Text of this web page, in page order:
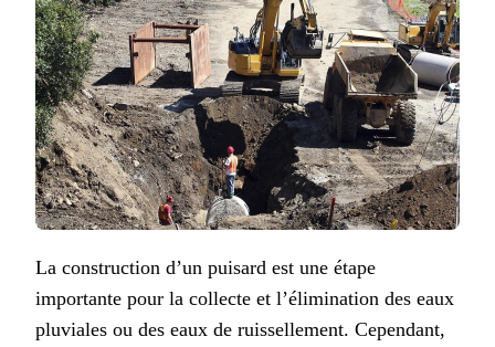
La construction d’un puisard est une étape
importante pour la collecte et l’élimination des eaux
pluviales ou des eaux de ruissellement. Cependant,